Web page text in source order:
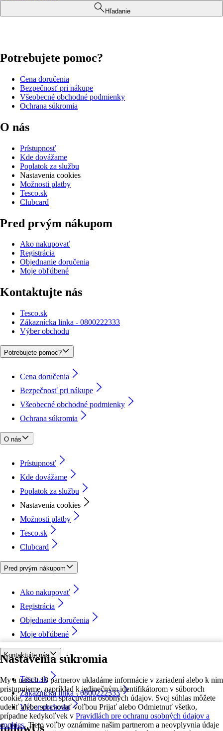
Nastavenia súkromia
My a našich 18 partnerov ukladáme informácie v zariadení alebo k nim
pristupujeme, napríklad k jedinečným identifikátorom v súboroch
cookie, za účelom spracúvania osobných údajov. Svoj súhlas môžete
udeliť alebo spravovať voľbou Prijať alebo Odmietnuť všetko,
prípadne kedykoľvek v Pravidlách pre ochranu osobných údajov a
cookies. Tieto voľby oznámime našim partnerom a neovplyvnia údaje
Hľadanie
Potrebujete pomoc?
Cena doručenia
Bezpečnosť pri nákupe
Všeobecné obchodné podmienky
Ochrana súkromia
O nás
Prístupnosť
Kde dovážame
Poplatok za službu
Nastavenia cookies
Možnosti platby
Tesco.sk
Clubcard
Pred prvým nákupom
Ako nakupovať
Registrácia
Objednanie doručenia
Moje obľúbené
Kontaktujte nás
Tesco.sk
Zákaznícka linka - 0800222333
Výber obchodu
Potrebujete pomoc?
Cena doručenia
Bezpečnosť pri nákupe
Všeobecné obchodné podmienky
Ochrana súkromia
O nás
Prístupnosť
Kde dovážame
Poplatok za službu
Nastavenia cookies
Možnosti platby
Tesco.sk
Clubcard
Pred prvým nákupom
Ako nakupovať
Registrácia
Objednanie doručenia
Moje obľúbené
Kontaktujte nás
Tesco.sk
Zákaznícka linka - 0800222333
Výber obchodu
followUs